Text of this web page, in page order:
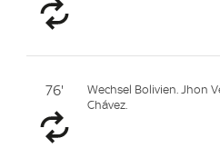
76'
Wechsel Bolivien. Jhon
Chávez.